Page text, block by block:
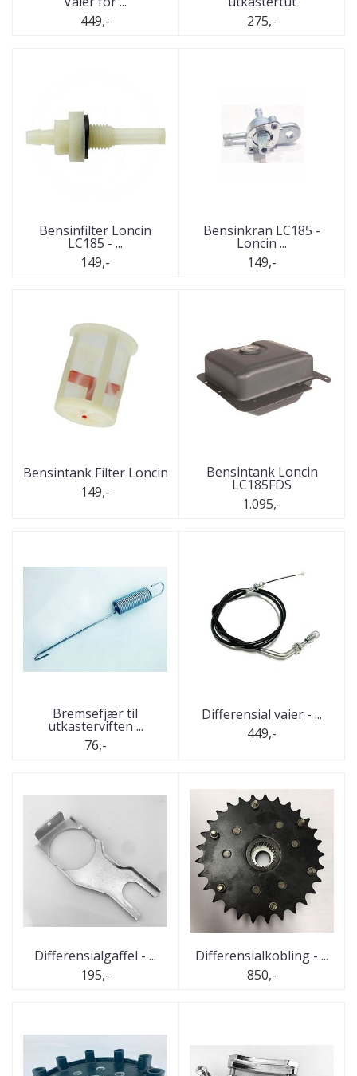
449,-
275,-
Bensinfilter Loncin
LC185 - ...
149,-
Bensinkran LC185 -
Loncin ...
149,-
Bensintank Filter Loncin
149,-
Bensintank Loncin
LC185FDS
1.095,-
Bremsefjær til
utkasterviften ...
76,-
Differensial vaier - ...
449,-
Differensialgaffel - ...
195,-
Differensialkobling - ...
850,-